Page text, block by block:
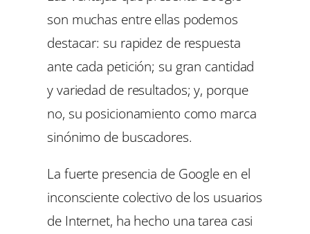
son muchas entre ellas podemos
destacar: su rapidez de respuesta
ante cada petición; su gran cantidad
y variedad de resultados; y, porque
no, su posicionamiento como marca
sinónimo de buscadores.
La fuerte presencia de Google en el
inconsciente colectivo de los usuarios
de Internet, ha hecho una tarea casi